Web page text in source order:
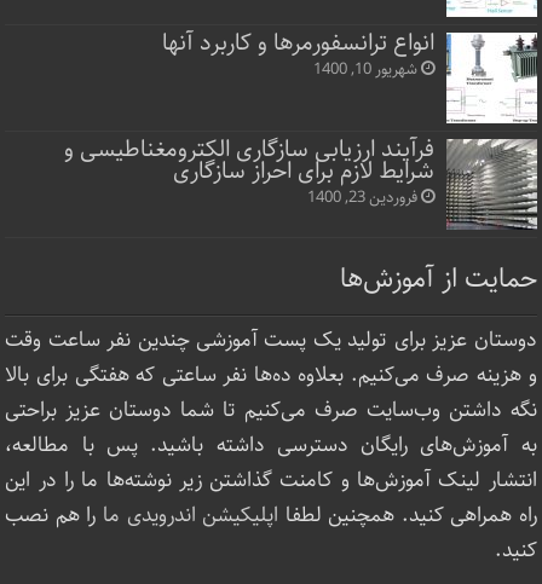
انواع ترانسفورمرها و کاربرد آنها
شهریور 10, 1400
فرآیند ارزیابی سازگاری الکترومغناطیسی و
شرایط لازم برای احراز سازگاری
فروردین 23, 1400
حمایت از آموزش‌ها
دوستان عزیز برای تولید یک پست آموزشی چندین نفر ساعت‌ وقت
و هزینه صرف می‌کنیم. بعلاوه ده‌ها نفر ساعتی که هفتگی برای بالا
نگه داشتن وب‌سایت صرف ‌می‌کنیم تا شما دوستان عزیز براحتی
به آموزش‌های رایگان دسترسی داشته باشید. پس با مطالعه،
انتشار لینک‌ آموزش‌ها و کامنت گذاشتن زیر نوشته‌‌ها ما را در این
راه همراهی کنید. همچنین لطفا اپلیکیشن اندرویدی ما را هم نصب
کنید.